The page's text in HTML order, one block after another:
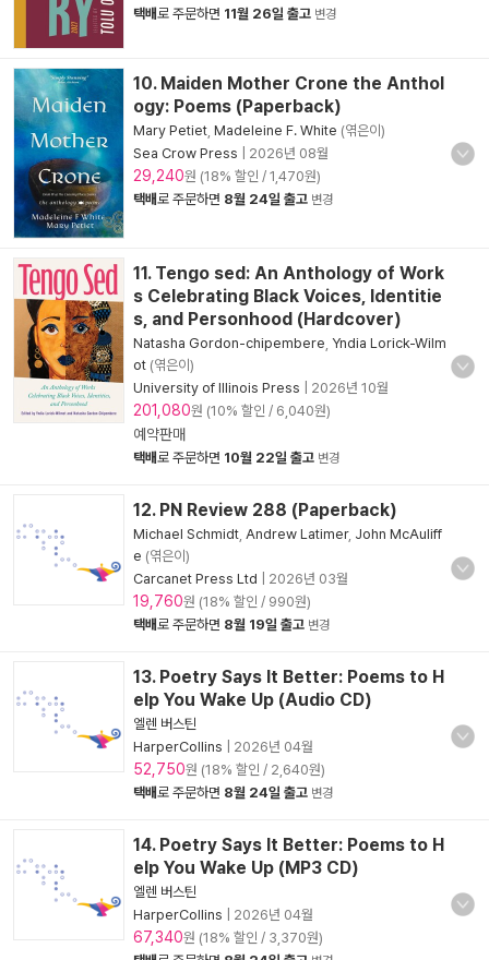
택배로 주문하면 11월 26일 출고 변경
10. Maiden Mother Crone the Anthol
ogy: Poems (Paperback)
Mary Petiet Madeleine F. White (엮은이)
Sea Crow Press
2026년 08월
29,240원 (18% 할인 / 1,470원)
택배로 주문하면 8월 24일 출고 변경
11. Tengo sed: An Anthology of Work
s Celebrating Black Voices, Identitie
s, and Personhood (Hardcover)
Natasha Gordon-chipembere Yndia Lorick-Wilm
ot (엮은이)
University of Illinois Press
2026년 10월
201,080원 (10% 할인 / 6,040원)
예약판매
택배로 주문하면 10월 22일 출고 변경
12. PN Review 288 (Paperback)
Michael Schmidt Andrew Latimer, John McAuliff
e (엮은이)
Carcanet Press Ltd
2026년 03월
19,760원 (18% 할인 / 990원)
택배로 주문하면 8월 19일 출고 변경
13. Poetry Says It Better: Poems to H
elp You Wake Up (Audio CD)
엘렌 버스틴
HarperCollins
2026년 04월
52,750원 (18% 할인 / 2,640원)
택배로 주문하면 8월 24일 출고 변경
14. Poetry Says It Better: Poems to H
elp You Wake Up (MP3 CD)
엘렌 버스틴
HarperCollins
2026년 04월
67,340원 (18% 할인 / 3,370원)